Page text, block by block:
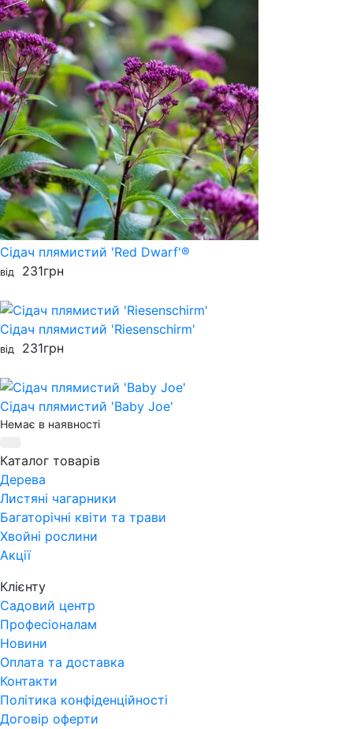
Сідач плямистий 'Red Dwarf'®
від 231грн
Сідач плямистий 'Riesenschirm'
від 231грн
Сідач плямистий 'Baby Joe'
Немає в наявності
Каталог товарів
Дерева
Листяні чагарники
Багаторічні квіти та трави
Хвойні рослини
Акції
Клієнту
Садовий центр
Професіоналам
Новини
Оплата та доставка
Контакти
Політика конфіденційності
Договір оферти